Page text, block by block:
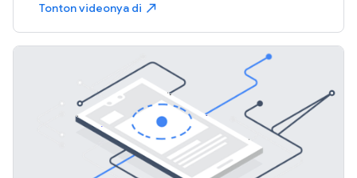
Tonton videonya di north_east